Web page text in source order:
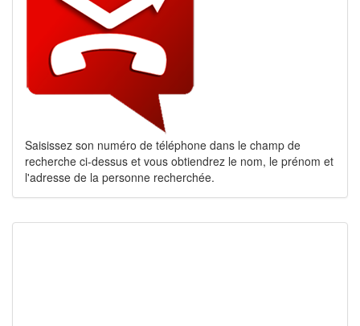
Saisissez son numéro de téléphone dans le champ de
recherche ci-dessus et vous obtiendrez le nom, le prénom et
l'adresse de la personne recherchée.